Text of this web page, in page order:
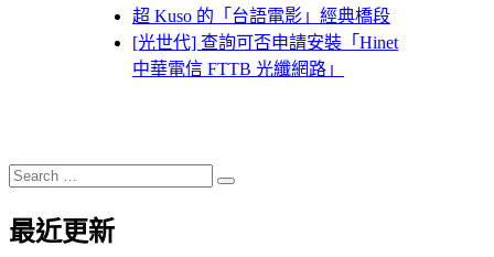
超 Kuso 的「台語電影」經典橋段
[光世代] 查詢可否申請安裝「Hinet
中華電信 FTTB 光纖網路」
Search
for:
Search
最近更新